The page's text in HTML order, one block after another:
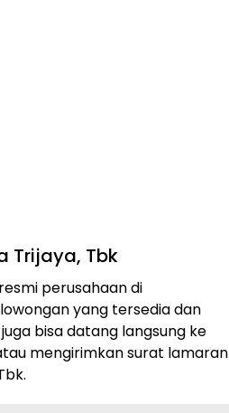
Trijaya, Tbk
perusahaan di
yang tersedia dan
bisa datang langsung ke
mengirimkan surat lamaran